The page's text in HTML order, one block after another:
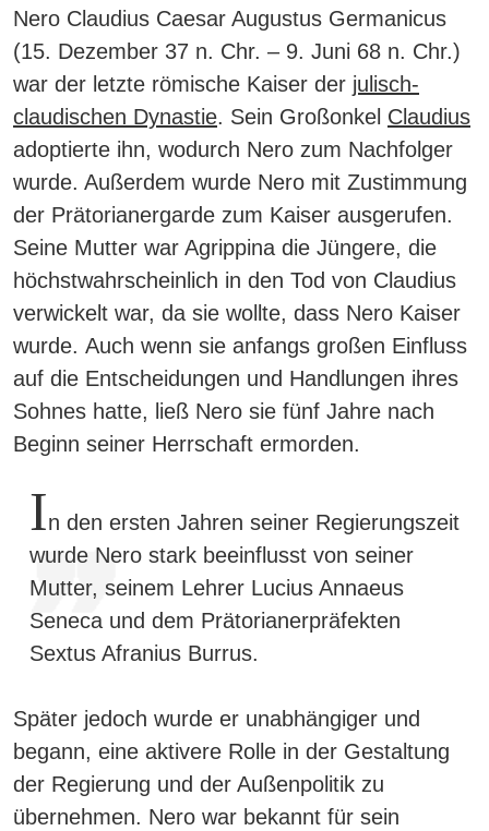
Nero Claudius Caesar Augustus Germanicus
(15. Dezember 37 n. Chr. – 9. Juni 68 n. Chr.)
war der letzte römische Kaiser der julisch-
claudischen Dynastie. Sein Großonkel Claudius
adoptierte ihn, wodurch Nero zum Nachfolger
wurde. Außerdem wurde Nero mit Zustimmung
der Prätorianergarde zum Kaiser ausgerufen.
Seine Mutter war Agrippina die Jüngere, die
höchstwahrscheinlich in den Tod von Claudius
verwickelt war, da sie wollte, dass Nero Kaiser
wurde. Auch wenn sie anfangs großen Einfluss
auf die Entscheidungen und Handlungen ihres
Sohnes hatte, ließ Nero sie fünf Jahre nach
Beginn seiner Herrschaft ermorden.
In den ersten Jahren seiner Regierungszeit
wurde Nero stark beeinflusst von seiner
Mutter, seinem Lehrer Lucius Annaeus
Seneca und dem Prätorianerpräfekten
Sextus Afranius Burrus.
Später jedoch wurde er unabhängiger und
begann, eine aktivere Rolle in der Gestaltung
der Regierung und der Außenpolitik zu
übernehmen. Nero war bekannt für sein